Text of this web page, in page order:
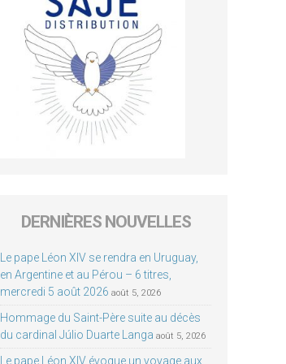
DERNIÈRES NOUVELLES
Le pape Léon XIV se rendra en Uruguay,
en Argentine et au Pérou – 6 titres,
mercredi 5 août 2026 août 5, 2026
Hommage du Saint-Père suite au décès
du cardinal Júlio Duarte Langa août 5, 2026
Le pape Léon XIV évoque un voyage aux